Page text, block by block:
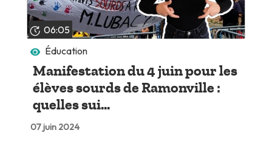
06:05
Éducation
Manifestation du 4 juin pour les
élèves sourds de Ramonville :
quelles sui...
07 juin 2024